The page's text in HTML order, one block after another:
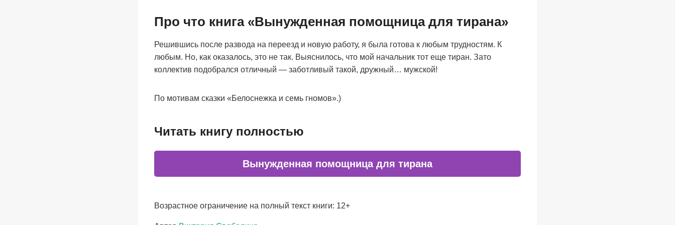
Про что книга «Вынужденная помощница для тирана»
Решившись после развода на переезд и новую работу, я была готова к любым трудностям. К
любым. Но, как оказалось, это не так. Выяснилось, что мой начальник тот еще тиран. Зато
коллектив подобрался отличный — заботливый такой, дружный… мужской!
По мотивам сказки «Белоснежка и семь гномов».)
Читать книгу полностью
Вынужденная помощница для тирана
Возрастное ограничение на полный текст книги: 12+